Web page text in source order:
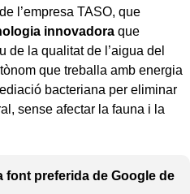
l’empresa TASO, que
innovadora que
de la qualitat de l’aigua del
que treballa amb energia
bacteriana per eliminar
sense afectar la fauna i la
font preferida de Google de